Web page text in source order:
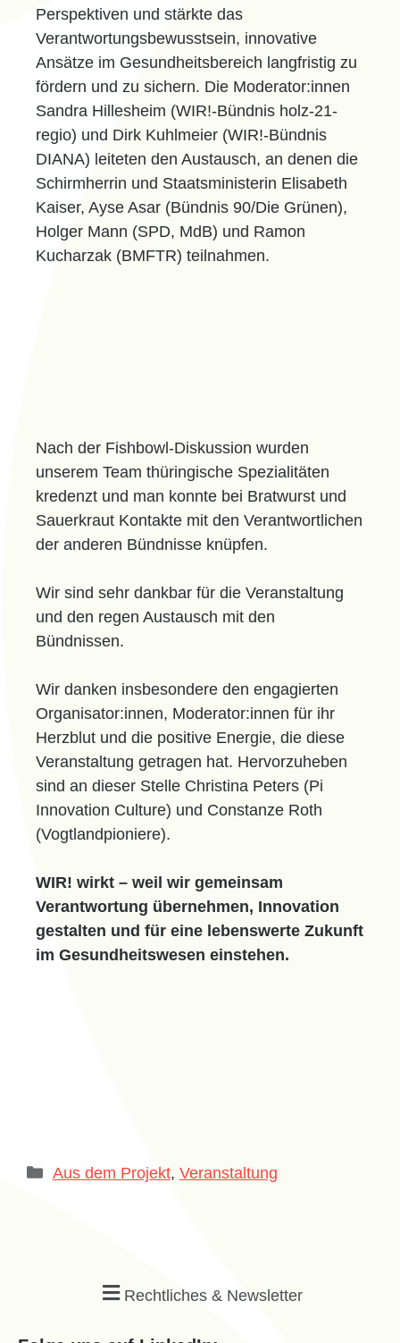
Perspektiven und stärkte das
Verantwortungsbewusstsein, innovative
Ansätze im Gesundheitsbereich langfristig zu
fördern und zu sichern. Die Moderator:innen
Sandra Hillesheim (WIR!-Bündnis holz-21-
regio) und Dirk Kuhlmeier (WIR!-Bündnis
DIANA) leiteten den Austausch, an denen die
Schirmherrin und Staatsministerin Elisabeth
Kaiser, Ayse Asar (Bündnis 90/Die Grünen),
Holger Mann (SPD, MdB) und Ramon
Kucharzak (BMFTR) teilnahmen.
Nach der Fishbowl-Diskussion wurden
unserem Team thüringische Spezialitäten
kredenzt und man konnte bei Bratwurst und
Sauerkraut Kontakte mit den Verantwortlichen
der anderen Bündnisse knüpfen.
Wir sind sehr dankbar für die Veranstaltung
und den regen Austausch mit den
Bündnissen.
Wir danken insbesondere den engagierten
Organisator:innen, Moderator:innen für ihr
Herzblut und die positive Energie, die diese
Veranstaltung getragen hat. Hervorzuheben
sind an dieser Stelle Christina Peters (Pi
Innovation Culture) und Constanze Roth
(Vogtlandpioniere).
WIR! wirkt – weil wir gemeinsam
Verantwortung übernehmen, Innovation
gestalten und für eine lebenswerte Zukunft
im Gesundheitswesen einstehen.
Aus dem Projekt, Veranstaltung
Rechtliches & Newsletter